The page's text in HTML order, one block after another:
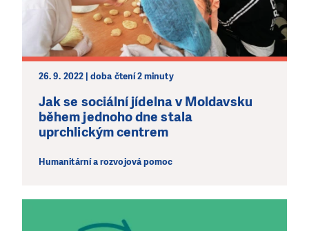
26. 9. 2022 | doba čtení 2 minuty
Jak se sociální jídelna v Moldavsku
během jednoho dne stala
uprchlickým centrem
Humanitární a rozvojová pomoc